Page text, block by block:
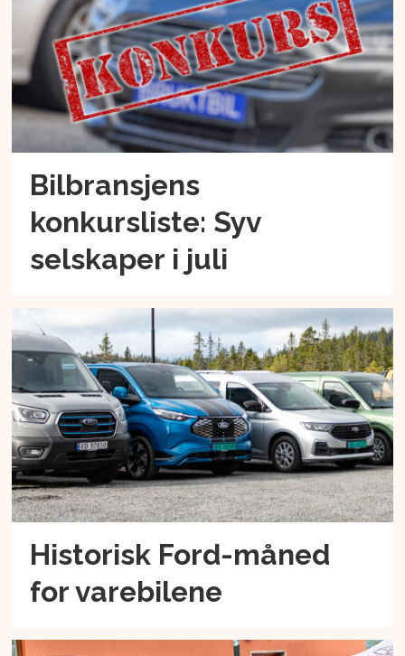
Bilbransjens
konkursliste: Syv
selskaper i juli
Historisk Ford-måned
for varebilene